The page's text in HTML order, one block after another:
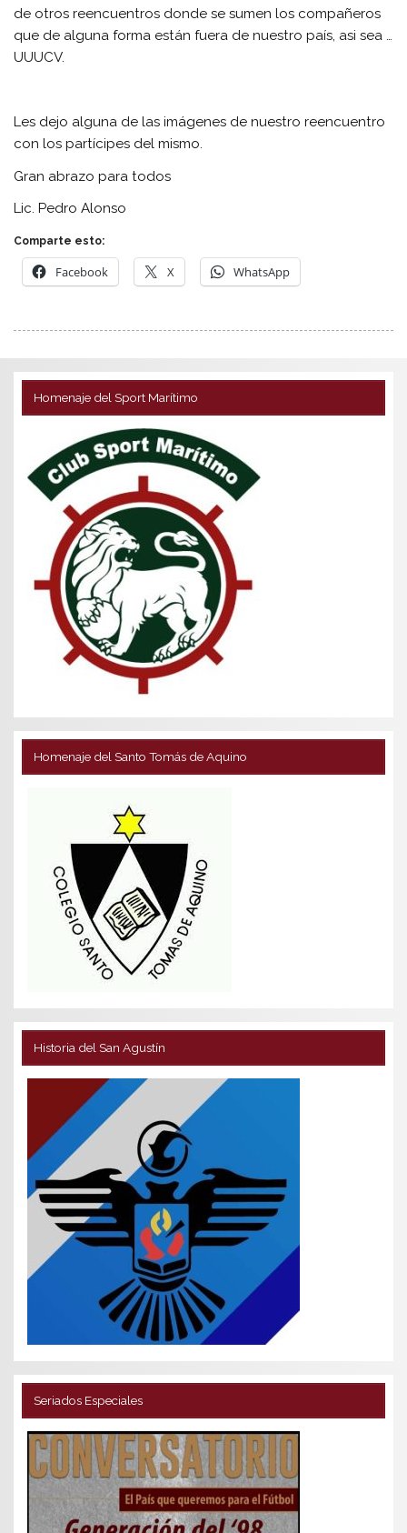
de otros reencuentros donde se sumen los compañeros
que de alguna forma están fuera de nuestro país, asi sea …
UUUCV.
Les dejo alguna de las imágenes de nuestro reencuentro
con los partícipes del mismo.
Gran abrazo para todos
Lic. Pedro Alonso
Comparte esto:
Facebook X WhatsApp
Homenaje del Sport Marítimo
Homenaje del Santo Tomás de Aquino
Historia del San Agustín
Seriados Especiales